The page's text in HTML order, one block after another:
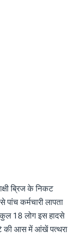
ब्रिज के निकट
कर्मचारी लापता
18 लोग इस हादसे
की आस में आंखें पत्थरा